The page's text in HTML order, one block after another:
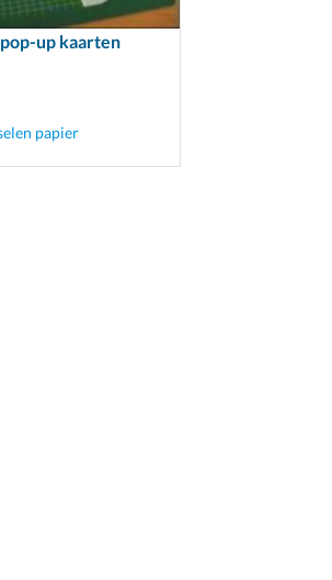
up kaarten
papier